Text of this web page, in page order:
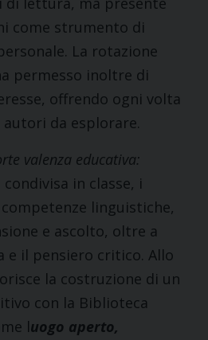
come strumento di
La rotazione
permesso inoltre di
offrendo ogni volta
da esplorare.
valenza educativa:
in classe, i
linguistiche,
e ascolto, oltre a
e il pensiero critico. Allo
la costruzione di un
con la Biblioteca
luogo aperto,